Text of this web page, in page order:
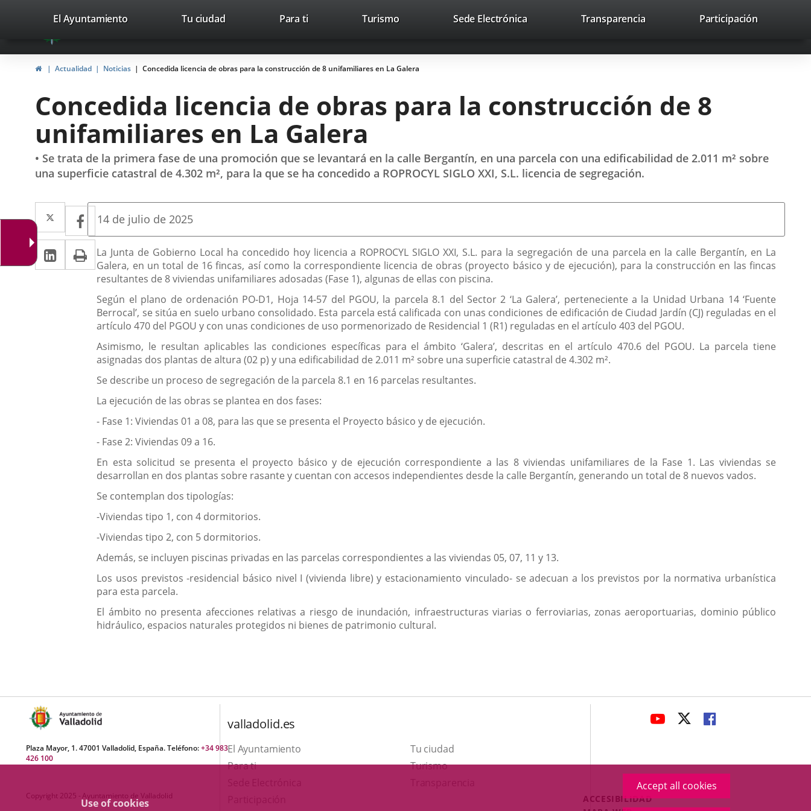
Use of cookies
Accept all cookies
Portal
Web
del
Valladolid
avaTop Trabaja con nosotros Contacto avaHeaderSocial
Link
external
Link
external
Link
external
Search
valladolid.es
El Ayuntamiento Tu ciudad Para ti TurismoThis
open
in
up
window.
Sede ElectrónicaLink
application.
Transparencia Participación
HomeActualidad Noticias Concedida licencia de obras para la construcción de 8 unifamiliares en La Galera
Concedida licencia de obras para la construcción de 8
unifamiliares en La Galera
• Se trata de la primera fase de una promoción que se levantará en la calle Bergantín, en una parcela con una edificabilidad de 2.011 m² sobre
una superficie catastral de 4.302 m², para la que se ha concedido a ROPROCYL SIGLO XXI, S.L. licencia de segregación.
Twitter
Enlace
a
una
aplicación
externa.
Facebook
Enlace
a
una
aplicación
externa.
Linkedin
Enlace
a
aplicación
externa.
Print
Fecha
la
noticia
14 de julio de 2025
Descripción
La Junta de Gobierno Local ha concedido hoy licencia a ROPROCYL SIGLO XXI, S.L. para la segregación de una parcela en la calle Bergantín, en La
Galera, en un total de 16 fincas, así como la correspondiente licencia de obras (proyecto básico y de ejecución), para la construcción en las fincas
resultantes de 8 viviendas unifamiliares adosadas (Fase 1), algunas de ellas con piscina.
Según el plano de ordenación PO-D1, Hoja 14-57 del PGOU, la parcela 8.1 del Sector 2 ‘La Galera’, perteneciente a la Unidad Urbana 14 ‘Fuente
Berrocal’, se sitúa en suelo urbano consolidado. Esta parcela está calificada con unas condiciones de edificación de Ciudad Jardín (CJ) reguladas en el
artículo 470 del PGOU y con unas condiciones de uso pormenorizado de Residencial 1 (R1) reguladas en el artículo 403 del PGOU.
Asimismo, le resultan aplicables las condiciones específicas para el ámbito ‘Galera’, descritas en el artículo 470.6 del PGOU. La parcela tiene
asignadas dos plantas de altura (02 p) y una edificabilidad de 2.011 m² sobre una superficie catastral de 4.302 m².
Se describe un proceso de segregación de la parcela 8.1 en 16 parcelas resultantes.
La ejecución de las obras se plantea en dos fases:
- Fase 1: Viviendas 01 a 08, para las que se presenta el Proyecto básico y de ejecución.
- Fase 2: Viviendas 09 a 16.
En esta solicitud se presenta el proyecto básico y de ejecución correspondiente a las 8 viviendas unifamiliares de la Fase 1. Las viviendas se
desarrollan en dos plantas sobre rasante y cuentan con accesos independientes desde la calle Bergantín, generando un total de 8 nuevos vados.
Se contemplan dos tipologías:
-Viviendas tipo 1, con 4 dormitorios.
-Viviendas tipo 2, con 5 dormitorios.
Además, se incluyen piscinas privadas en las parcelas correspondientes a las viviendas 05, 07, 11 y 13.
Los usos previstos -residencial básico nivel I (vivienda libre) y estacionamiento vinculado- se adecuan a los previstos por la normativa urbanística
para esta parcela.
El ámbito no presenta afecciones relativas a riesgo de inundación, infraestructuras viarias o ferroviarias, zonas aeroportuarias, dominio público
hidráulico, espacios naturales protegidos ni bienes de patrimonio cultural.
Plaza Mayor, 1. 47001 Valladolid, España. Teléfono:+34 983
426 100
Copyright 2025 - Ayuntamiento de Valladolid
valladolid.es
El Ayuntamiento
Tu ciudad
Para ti
TurismoThis
LINK
APPLICATION.
LINK
APPLICATION.
LINK
APPLICATION.
Menú
ACCESIBILIDAD